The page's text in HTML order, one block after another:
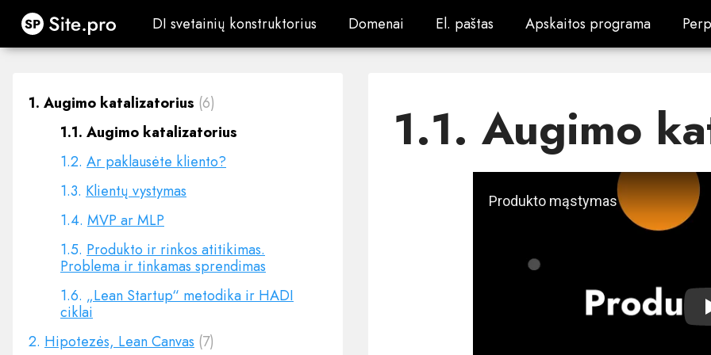
Site.pro DI svetainių konstruktorius
DI svetainių konstruktorius Domenai
Domenai El. paštas
El. paštas Apskaitos programa
Apskaitos programa
1. Augimo katalizatorius (6)
1.1. Augimo katalizatorius
1.2. Ar paklausėte kliento?
1.3. Klientų vystymas
1.4. MVP ar MLP
1.5. Produkto ir rinkos atitikimas.
Problema ir tinkamas sprendimas
1.6. „Lean Startup“ metodika ir HADI
ciklai
2. Hipotezės, Lean Canvas (7)
1.1. Augimo